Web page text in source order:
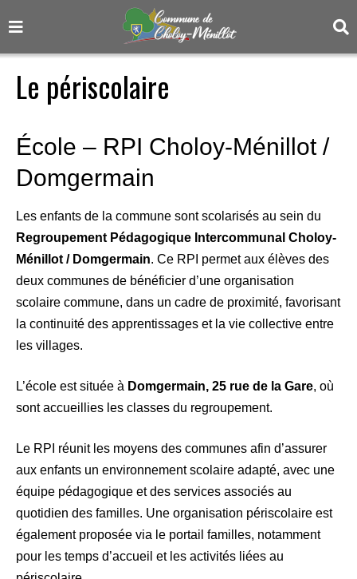
Le périscolaire
École – RPI Choloy-Ménillot /
Domgermain
Les enfants de la commune sont scolarisés au sein du
Regroupement Pédagogique Intercommunal Choloy-
Ménillot / Domgermain. Ce RPI permet aux élèves des
deux communes de bénéficier d’une organisation
scolaire commune, dans un cadre de proximité, favorisant
la continuité des apprentissages et la vie collective entre
les villages.
L’école est située à Domgermain, 25 rue de la Gare, où
sont accueillies les classes du regroupement.
Le RPI réunit les moyens des communes afin d’assurer
aux enfants un environnement scolaire adapté, avec une
équipe pédagogique et des services associés au
quotidien des familles. Une organisation périscolaire est
également proposée via le portail familles, notamment
pour les temps d’accueil et les activités liées au